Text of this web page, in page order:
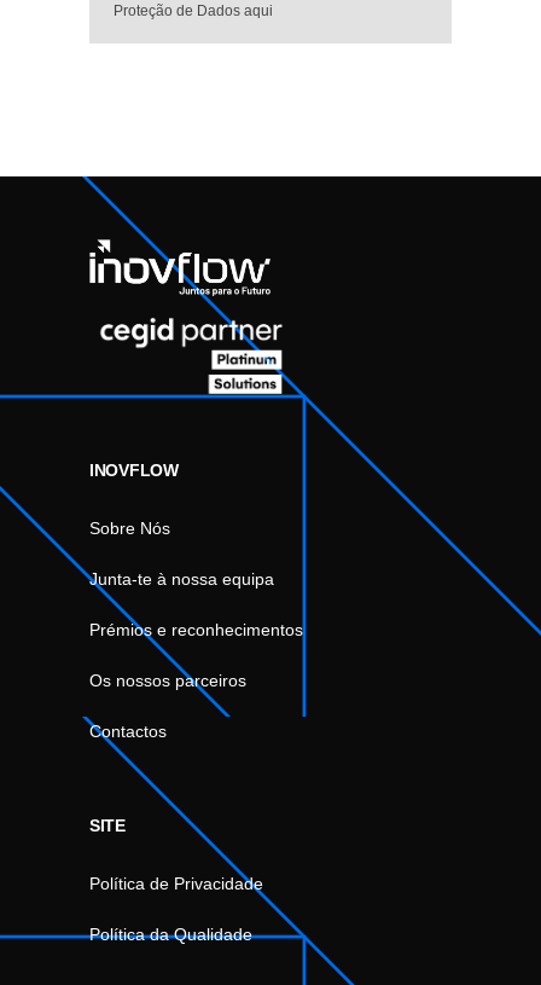
Proteção de Dados aqui
INOVFLOW
Sobre Nós
Junta-te à nossa equipa
Prémios e reconhecimentos
Os nossos parceiros
Contactos
SITE
Política de Privacidade
Política da Qualidade